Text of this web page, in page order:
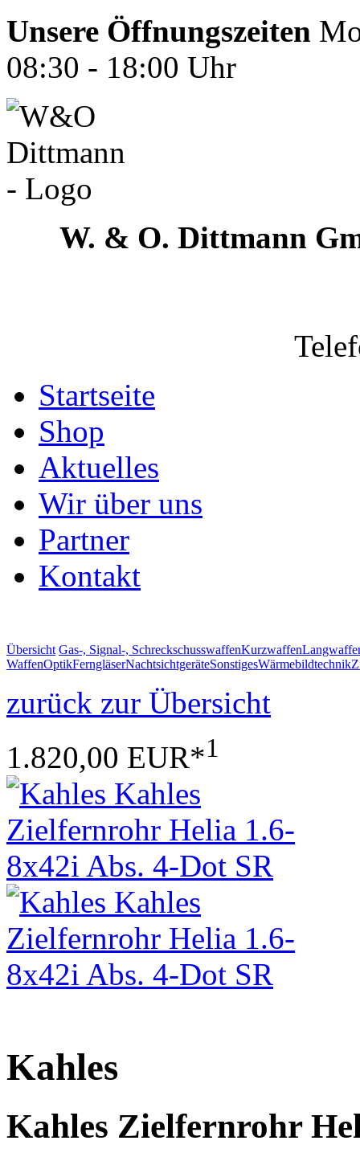
Unsere Öffnungszeiten
08:30 - 18:00 Uhr
W. & O. Dittmann
Startseite
Shop
Aktuelles
Wir über uns
Partner
Kontakt
Übersicht Gas-, Signal-, SchreckschusswaffenKurzwaffen
WaffenOptikFerngläserNachtsichtgeräteSonstigesWärmebildtechnik
zurück zur Übersicht
1.820,00 EUR*1
Kahles
Kahles Zielfernrohr